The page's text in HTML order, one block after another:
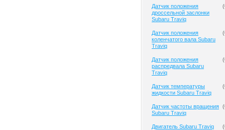
Датчик положения
дроссельной заслонки
Subaru Traviq
(
Датчик положения
коленчатого вала Subaru
Traviq
(
Датчик положения
распредвала Subaru
Traviq
(
Датчик температуры
жидкости Subaru Traviq
(
Датчик частоты вращения
Subaru Traviq
(
Двигатель Subaru Traviq (